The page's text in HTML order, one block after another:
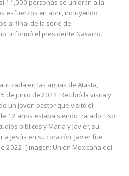
11,000 personas se unieron a la
esfuerzos en abril, incluyendo
al final de la serie de
informó el presidente Navarro.
en las aguas de Atasta,
de junio de 2022. Recibió la visita y
un joven pastor que visitó el
12 años estaba siendo tratado. Eso
bíblicos y María y Javier, su
Jesús en su corazón. Javier fue
2022. [Imagen: Unión Mexicana del